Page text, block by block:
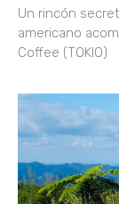
Un rincón
americano
Coffee (TOKIO)